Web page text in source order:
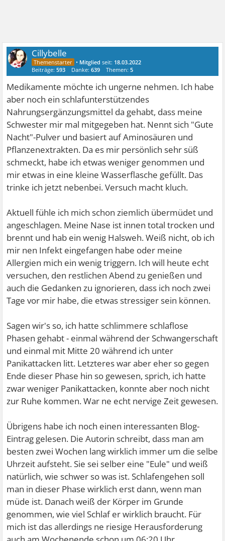
Cillybelle
• Mitglied seit: 18.03.2022
Beiträge:593 Danke:639 Themen:5
Medikamente möchte ich ungerne nehmen. Ich habe
aber noch ein schlafunterstützendes
Nahrungsergänzungsmittel da gehabt, dass meine
Schwester mir mal mitgegeben hat. Nennt sich "Gute
Nacht"-Pulver und basiert auf Aminosäuren und
Pflanzenextrakten. Da es mir persönlich sehr süß
schmeckt, habe ich etwas weniger genommen und
mir etwas in eine kleine Wasserflasche gefüllt. Das
trinke ich jetzt nebenbei. Versuch macht kluch.
Aktuell fühle ich mich schon ziemlich übermüdet und
angeschlagen. Meine Nase ist innen total trocken und
brennt und hab ein wenig Halsweh. Weiß nicht, ob ich
mir nen Infekt eingefangen habe oder meine
Allergien mich ein wenig triggern. Ich will heute echt
versuchen, den restlichen Abend zu genießen und
auch die Gedanken zu ignorieren, dass ich noch zwei
Tage vor mir habe, die etwas stressiger sein können.
Sagen wir's so, ich hatte schlimmere schlaflose
Phasen gehabt - einmal während der Schwangerschaft
und einmal mit Mitte 20 während ich unter
Panikattacken litt. Letzteres war aber eher so gegen
Ende dieser Phase hin so gewesen, sprich, ich hatte
zwar weniger Panikattacken, konnte aber noch nicht
zur Ruhe kommen. War ne echt nervige Zeit gewesen.
Übrigens habe ich noch einen interessanten Blog-
Eintrag gelesen. Die Autorin schreibt, dass man am
besten zwei Wochen lang wirklich immer um die selbe
Uhrzeit aufsteht. Sie sei selber eine "Eule" und weiß
natürlich, wie schwer so was ist. Schlafengehen soll
man in dieser Phase wirklich erst dann, wenn man
müde ist. Danach weiß der Körper im Grunde
genommen, wie viel Schlaf er wirklich braucht. Für
mich ist das allerdings ne riesige Herausforderung